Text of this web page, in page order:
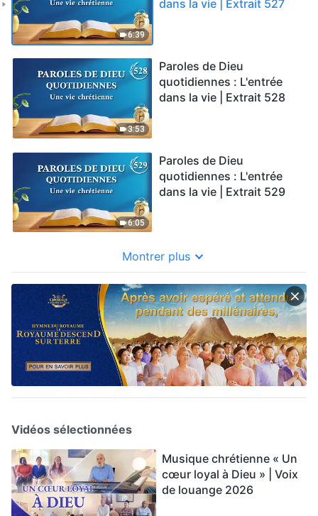
6:39
dans la vie | Extrait 527
3:53
Paroles de Dieu
quotidiennes : L'entrée
dans la vie | Extrait 528
6:05
Paroles de Dieu
quotidiennes : L'entrée
dans la vie | Extrait 529
Montrer plus
Vidéos sélectionnées
Musique chrétienne « Un
cœur loyal à Dieu » | Voix
de louange 2026